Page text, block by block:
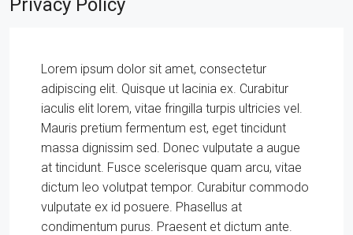
Privacy Policy
Lorem ipsum dolor sit amet, consectetur
adipiscing elit. Quisque ut lacinia ex. Curabitur
iaculis elit lorem, vitae fringilla turpis ultricies vel.
Mauris pretium fermentum est, eget tincidunt
massa dignissim sed. Donec vulputate a augue
at tincidunt. Fusce scelerisque quam arcu, vitae
dictum leo volutpat tempor. Curabitur commodo
vulputate ex id posuere. Phasellus at
condimentum purus. Praesent et dictum ante.